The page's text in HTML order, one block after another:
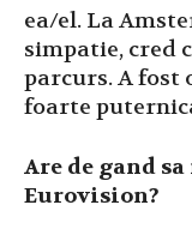
ea/el. La
simpatie, cred
parcurs. A fost
foarte
Are de gand
Eurovision?